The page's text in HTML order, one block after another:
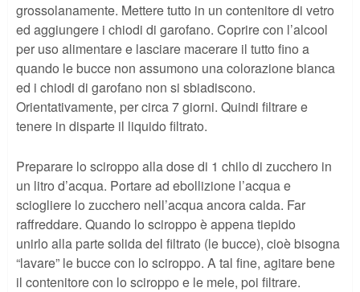
grossolanamente. Mettere tutto in un contenitore di vetro
ed aggiungere i chiodi di garofano. Coprire con l’alcool
per uso alimentare e lasciare macerare il tutto fino a
quando le bucce non assumono una colorazione bianca
ed i chiodi di garofano non si sbiadiscono.
Orientativamente, per circa 7 giorni. Quindi filtrare e
tenere in disparte il liquido filtrato.
Preparare lo sciroppo alla dose di 1 chilo di zucchero in
un litro d’acqua. Portare ad ebollizione l’acqua e
sciogliere lo zucchero nell’acqua ancora calda. Far
raffreddare. Quando lo sciroppo è appena tiepido
unirlo alla parte solida del filtrato (le bucce), cioè bisogna
“lavare” le bucce con lo sciroppo. A tal fine, agitare bene
il contenitore con lo sciroppo e le mele, poi filtrare.